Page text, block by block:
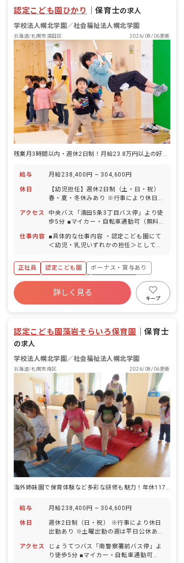
える力を伸ばしていきます。
認定こども園ひかり ｜保育士の求人
学校法人幌北学園／社会福祉法人幌北学園
北海道/札幌市清田区 2026/08/06更新
残業月3時間以内・週休2日制！月給23.8万円以上の好条件の職場です
給与 月給238,400円 ~ 304,600円
休日
【幼児担任】週休2日制（土・日・祝）
春・夏・冬休みあり ※行事により休日出
休2日制（日・祝） ※行事により休日出
勤あり ※乳児担任は土曜出勤あり ※土
曜出勤の週に振替公休あり 年末年始
（12/29～1/3） 有給休暇（6カ月経過
休暇（毎年20名前後の産休・育休取得実
績あり） 育児休業 介護休暇 他 ※年間
児担任：140日 乳児担任：117日
アクセス
中央バス「清田5条3丁目バス停」より徒
歩5分 ■マイカー・自転車通勤可（無料
仕事内容
■具体的な仕事内容 ・認定こども園にて
＜幼児・乳児いずれかの担任＞として勤
ある認定こども園です。園舎でのびのび
と活動しています。 ＜クラス定員＞
2023年4月現在 0歳児クラス 9名／職
員3名 1歳児クラス 12名／職員2名 2歳
児クラス 12名／職員2名 3歳児クラ
をスローガンに、自信を持った主体性の
考える力を伸ばしていきます。
正社員 認定こども園
ボーナス・賞与あり
寮・住宅・家賃補助あり
社会保険完備
福利厚生充実
退職金制度
詳しく見る
キープ
認定こども園藻岩そらいろ保育園 ｜保育士
の求人
学校法人幌北学園／社会福祉法人幌北学園
北海道/札幌市南区 2026/08/06更新
海外姉妹園で保育体験など多彩な研修も魅力！年休117日・次年度入職も可
給与 月給238,400円 ~ 304,600円
休日
週休2日制（日・祝） ※行事により休日
出勤あり ※土曜出勤の週は平日公休あり
（6カ月経過後10日付与／半日単位での
取得可／5日以上の連休相談OK） 慶弔休
アクセス
じょうてつバス「南警察署前バス停」よ
り徒歩5分 ■マイカー・自転車通勤可